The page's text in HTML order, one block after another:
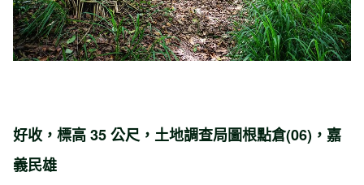
好收，標高 35 公尺，土地調查局圖根點倉(06)，嘉
義民雄